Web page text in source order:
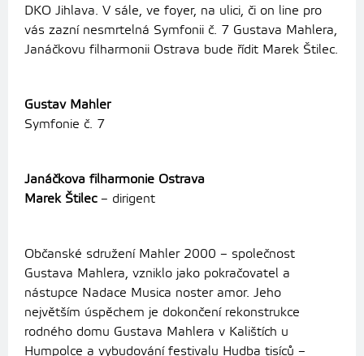
DKO Jihlava. V sále, ve foyer, na ulici, či on line pro
vás zazní nesmrtelná Symfonii č. 7 Gustava Mahlera,
Janáčkovu filharmonii Ostrava bude řídit Marek Štilec.
Gustav Mahler
Symfonie č. 7
Janáčkova filharmonie Ostrava
Marek Štilec– dirigent
Občanské sdružení Mahler 2000 – společnost
Gustava Mahlera, vzniklo jako pokračovatel a
nástupce Nadace Musica noster amor. Jeho
největším úspěchem je dokončení rekonstrukce
rodného domu Gustava Mahlera v Kalištích u
Humpolce a vybudování festivalu Hudba tisíců –